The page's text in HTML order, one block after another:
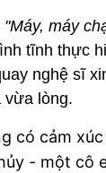
"Máy, máy
tĩnh thực
nghệ sĩ
vừa lòng.
có cảm
- một cô